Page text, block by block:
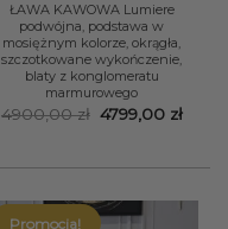
ŁAWA KAWOWA Lumiere
podwójna, podstawa w
mosiężnym kolorze, okrągła,
szczotkowane wykończenie,
blaty z konglomeratu
marmurowego
4900,00zł Pierwotna
cena
4799,00 zł
Promocja!